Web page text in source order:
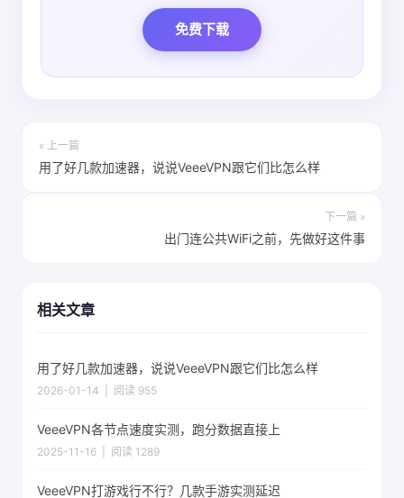
免费下载
« 上一篇
用了好几款加速器，说说VeeeVPN跟它们比怎么样
下一篇 »
出门连公共WiFi之前，先做好这件事
相关文章
用了好几款加速器，说说VeeeVPN跟它们比怎么样
2026-01-14 | 阅读 955
VeeeVPN各节点速度实测，跑分数据直接上
2025-11-16 | 阅读 1289
VeeeVPN打游戏行不行？几款手游实测延迟